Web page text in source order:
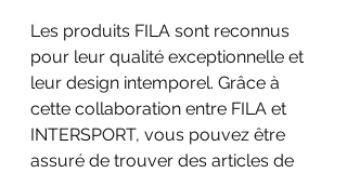
Les produits FILA sont reconnus
pour leur qualité exceptionnelle et
leur design intemporel. Grâce à
cette collaboration entre FILA et
INTERSPORT, vous pouvez être
assuré de trouver des articles de